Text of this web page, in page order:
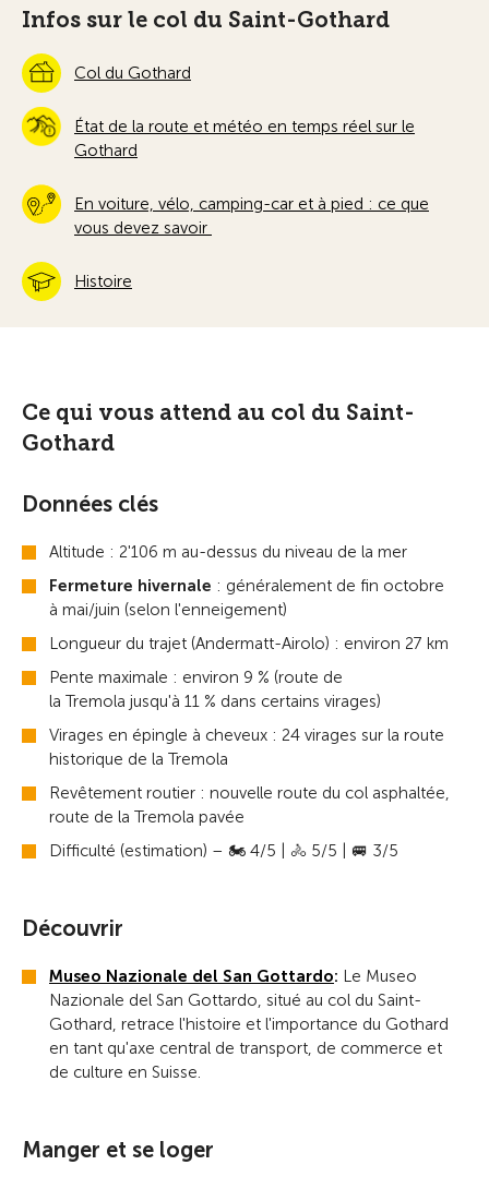
Infos sur le col du Saint-Gothard
Col du Gothard
État de la route et météo en temps réel sur le
Gothard
En voiture, vélo, camping-car et à pied : ce que
vous devez savoir
Histoire
Ce qui vous attend au col du Saint-
Gothard
Données clés
Altitude : 2'106 m au-dessus du niveau de la mer
Fermeture hivernale : généralement de fin octobre
à mai/juin (selon l'enneigement)
Longueur du trajet (Andermatt-Airolo) : environ 27 km
Pente maximale : environ 9 % (route de
la Tremola jusqu'à 11 % dans certains virages)
Virages en épingle à cheveux : 24 virages sur la route
historique de la Tremola
Revêtement routier : nouvelle route du col asphaltée,
route de la Tremola pavée
Difficulté (estimation) – 🏍️ 4/5 | 🚴 5/5 | 🚐 3/5
Découvrir
Museo Nazionale del San Gottardo: Le Museo
Nazionale del San Gottardo, situé au col du Saint-
Gothard, retrace l'histoire et l'importance du Gothard
en tant qu'axe central de transport, de commerce et
de culture en Suisse.
Manger et se loger